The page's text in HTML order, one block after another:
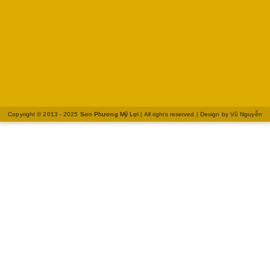
Copyright © 2013 - 2025 Sơn Phương Mỹ Lợi | All rights reserved | Design by Vũ Nguyễn